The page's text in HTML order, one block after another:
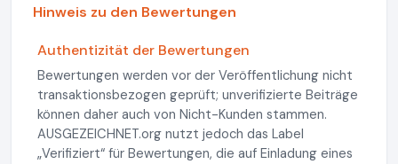
Hinweis zu den Bewertungen
Authentizität der Bewertungen
Bewertungen werden vor der Veröffentlichung nicht
transaktionsbezogen geprüft; unverifizierte Beiträge
können daher auch von Nicht-Kunden stammen.
AUSGEZEICHNET.org nutzt jedoch das Label
„Verifiziert“ für Bewertungen, die auf Einladung eines